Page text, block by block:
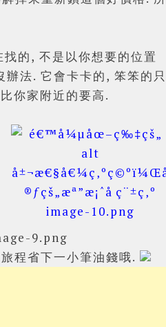
的, 不是以你想要的位置
法. 它會卡卡的, 笨笨的只
你家附近的要高.
程省下一小筆油錢哦.